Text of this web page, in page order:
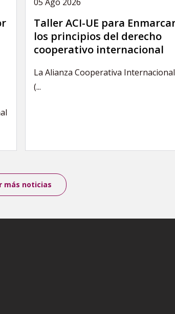
Taller ACI-UE para
los principios del derecho
cooperativo internacional
La Alianza Cooperativa Internacional
(...
más noticias